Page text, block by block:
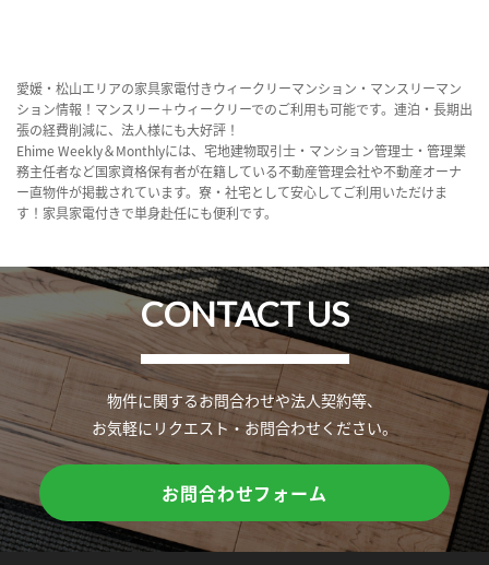
愛媛・松山エリアの家具家電付きウィークリーマンション・マンスリーマン
ション情報！マンスリー＋ウィークリーでのご利用も可能です。連泊・長期出
張の経費削減に、法人様にも大好評！
Ehime Weekly＆Monthlyには、宅地建物取引士・マンション管理士・管理業
務主任者など国家資格保有者が在籍している不動産管理会社や不動産オーナ
ー直物件が掲載されています。寮・社宅として安心してご利用いただけま
す！家具家電付きで単身赴任にも便利です。
CONTACT US
物件に関するお問合わせや法人契約等、
お気軽にリクエスト・お問合わせください。
お問合わせフォーム